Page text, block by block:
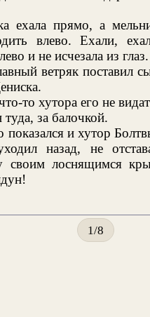
ехала прямо, а
влево. Ехали,
и не исчезала из глаз.
ветряк поставил
то хутора его не
за балочкой.
показался и хутор
назад, не
своим лоснящимся
1/8